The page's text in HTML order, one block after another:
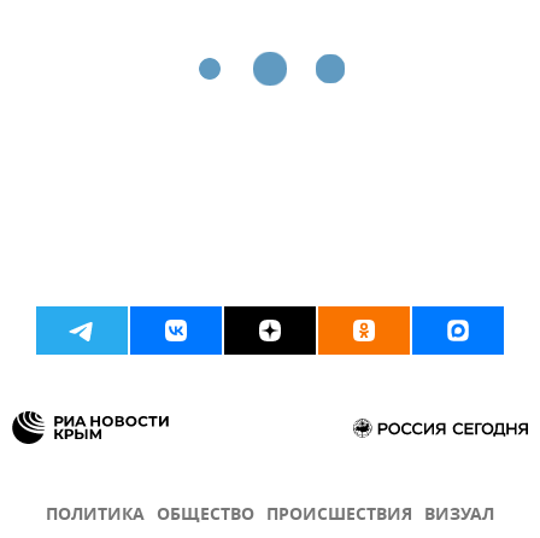
ПОЛИТИКА ОБЩЕСТВО ПРОИСШЕСТВИЯ ВИЗУАЛ